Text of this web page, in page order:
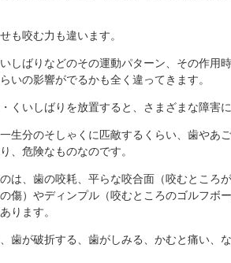
も咬む力も違います。
しばりなどのその運動パターン、その作用
いの影響がでるかも全く違ってきます。
くいしばりを放置すると、さまざまな障害
生分のそしゃくに匹敵するくらい、歯やあ
、危険なものなのです。
は、歯の咬耗、平らな咬合面（咬むところ
傷）やディンプル（咬むところのゴルフボ
ります。
歯が破折する、歯がしみる、かむと痛い、